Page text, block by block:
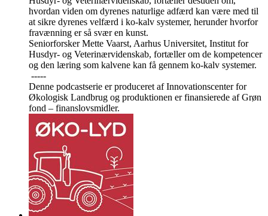
hvordan viden om dyrenes naturlige adfærd kan være med til
at sikre dyrenes velfærd i ko-kalv systemer, herunder hvorfor
fravænning er så svær en kunst.
Seniorforsker Mette Vaarst, Aarhus Universitet, Institut for
Husdyr- og Veterinærvidenskab, fortæller om de kompetencer
og den læring som kalvene kan få gennem ko-kalv systemer.
-----
Denne podcastserie er produceret af Innovationscenter for
Økologisk Landbrug og produktionen er finansierede af Grøn
fond – finanslovsmidler.